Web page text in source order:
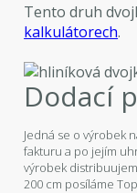
Tento druh
kalkulátorech.
Dodací
Jedná se o výrobek
fakturu a po jejím
výrobek
200 cm posíláme